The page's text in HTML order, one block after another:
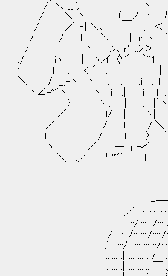
/｀ヽ、__.', ヽ l
./ ＼ .ヽ. （＿ノ--' ﾉ 走
/ ／-‐| ＼､ ＿＿＿_ ,,..-＜
./ ./ l l ＼ | r-ヽ ｀
/ l | ヽ .>､ r'__..>＞
./ iヽ .|＿ヽ.イ .〈Y´ i ｀''１ |
' l 、 < ´ .i | i | |
＼ / _,,-ヽ ヽ .i .| .i .|.l |
.ヽ∠-''"ヽ ヽ i .| i |l ..|
〉 ヽ .l .| .i |｀ヽ|
／ l/ .| ヽ| .l
.／ ./ l /.＼
l / .l 〉 ＼
ヽ ／＿_,..--'┬-イ
＼ .／―‐┴''"´￣￣l
-
／
..::/:::::: /:::::/
. / .::::/::::::::/:::::/::::: /|::::|
,′.:::/ ::::::::::::::/:|::: / :|:: i
ｉ..:::::::|::::::::::l:: / |::/
|:::::::::|::::::::::|:::|￣|:厂